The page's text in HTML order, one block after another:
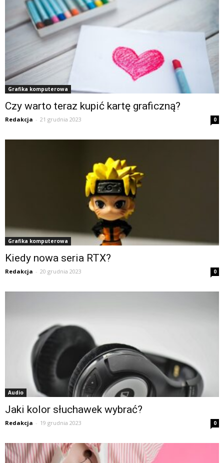
Grafika komputerowa
Czy warto teraz kupić kartę graficzną?
Redakcja - 21 grudnia 2023 0
Grafika komputerowa
Kiedy nowa seria RTX?
Redakcja - 20 grudnia 2023 0
Audio
Jaki kolor słuchawek wybrać?
Redakcja - 19 grudnia 2023 0